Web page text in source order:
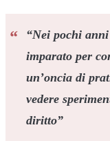
“Nei pochi
imparato per
un’oncia di
vedere
diritto”